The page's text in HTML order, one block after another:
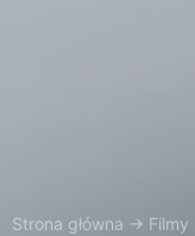
Strona główna → Filmy